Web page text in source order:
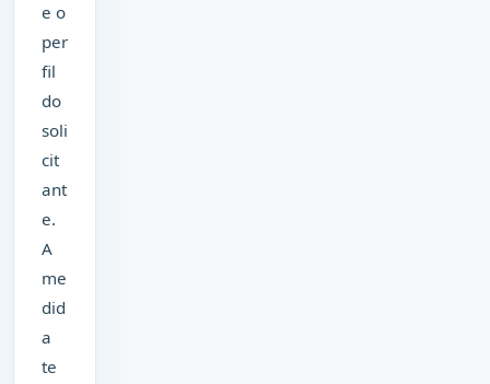
e o
per
fil
do
soli
cit
ant
e.
A
me
did
a
te